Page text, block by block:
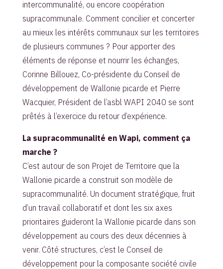
intercommunalité, ou encore coopération
supracommunale. Comment concilier et concerter
au mieux les intérêts communaux sur les territoires
de plusieurs communes ? Pour apporter des
éléments de réponse et nourrir les échanges,
Corinne Billouez, Co-présidente du Conseil de
développement de Wallonie picarde et Pierre
Wacquier, Président de l’asbl WAPI 2040 se sont
prêtés à l’exercice du retour d’expérience.
La supracommunalité en Wapi, comment ça
marche ?
C’est autour de son Projet de Territoire que la
Wallonie picarde a construit son modèle de
supracommunalité. Un document stratégique, fruit
d’un travail collaboratif et dont les six axes
prioritaires guideront la Wallonie picarde dans son
développement au cours des deux décennies à
venir. Côté structures, c’est le Conseil de
développement pour la composante société civile